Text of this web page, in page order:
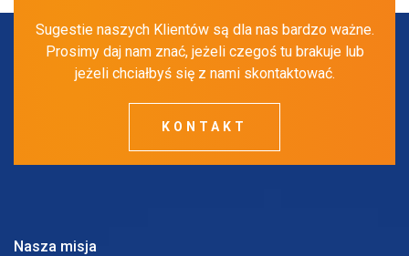
Sugestie naszych Klientów są dla nas bardzo ważne.
Prosimy daj nam znać, jeżeli czegoś tu brakuje lub
jeżeli chciałbyś się z nami skontaktować.
KONTAKT
Nasza misja